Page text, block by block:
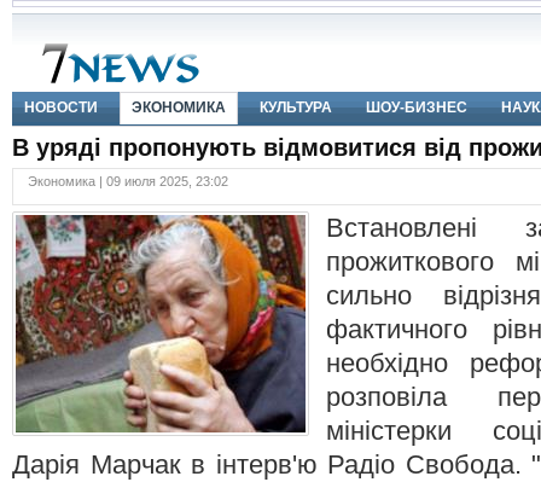
НОВОСТИ ЭКОНОМИКА КУЛЬТУРА ШОУ-БИЗНЕС
В уряді пропонують відмовитися від
Экономика | 09 июля 2025, 23:02
Встановлені
прожиткового
сильно
фактичного
необхідно
розповіла
міністерки
Дарія Марчак в інтерв'ю Радіо